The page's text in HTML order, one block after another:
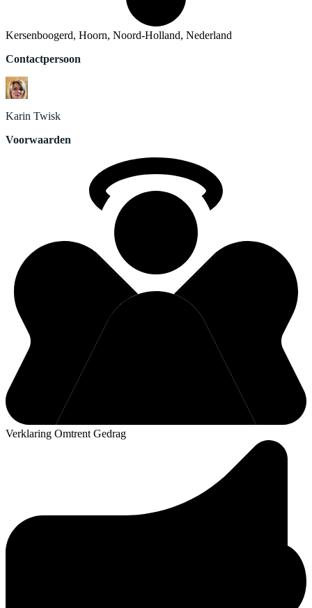
Kersenboogerd, Hoorn, Noord-Holland, Nederland
Contactpersoon
Karin Twisk
Voorwaarden
Verklaring Omtrent Gedrag